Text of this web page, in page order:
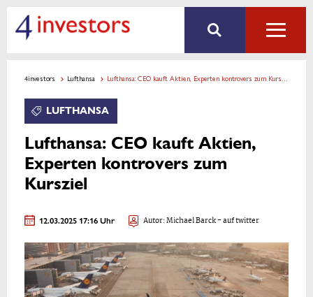
4investors Lufthansa Lufthansa: CEO kauft Aktien, Experten kontrovers zum Kursziel
LUFTHANSA
Lufthansa: CEO kauft Aktien,
Experten kontrovers zum
Kursziel
12.03.2025 17:16 Uhr Autor:Michael Barck- auf twitter